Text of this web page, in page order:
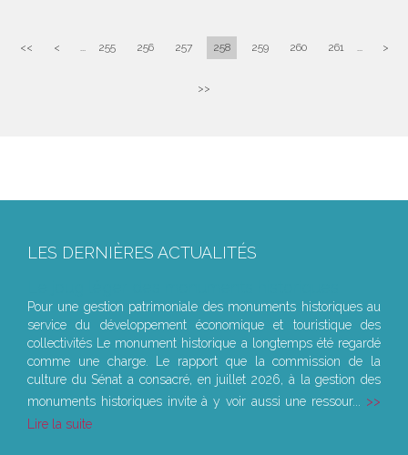
<< < ... 255 256 257 258 259 260 261 ... >
>>
LES DERNIÈRES ACTUALITÉS
Pour une gestion patrimoniale des monuments historiques au
service du développement économique et touristique des
collectivités Le monument historique a longtemps été regardé
comme une charge. Le rapport que la commission de la
culture du Sénat a consacré, en juillet 2026, à la gestion des
monuments historiques invite à y voir aussi une ressour...
Lire la suite